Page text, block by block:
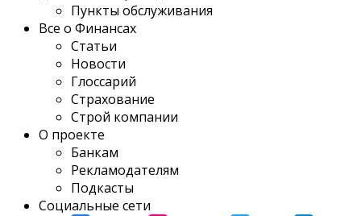
Пункты обслуживания
Все о Финансах
Статьи
Новости
Глоссарий
Страхование
Строй компании
О проекте
Банкам
Рекламодателям
Подкасты
Социальные сети